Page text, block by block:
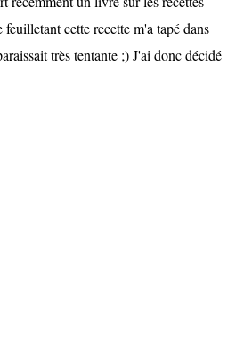
feuilletant cette recette m'a tapé dans
très tentante ;) J'ai donc décidé